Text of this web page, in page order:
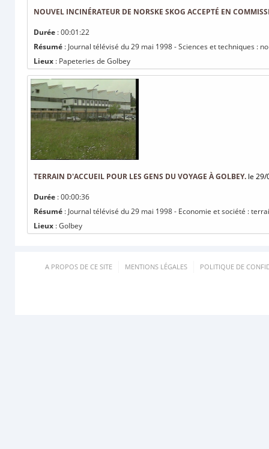
NOUVEL INCINÉRATEUR DE NORSKE SKOG ACCEPTÉ EN
Durée : 00:01:22
Résumé : Journal télévisé du 29 mai 1998 - Sciences et techniques :
Lieux : Papeteries de Golbey
TERRAIN D'ACCUEIL POUR LES GENS DU VOYAGE À GOLBEY. le 29/
Durée : 00:00:36
Résumé : Journal télévisé du 29 mai 1998 - Economie et société :
Lieux : Golbey
A PROPOS DE CE SITE MENTIONS LÉGALES POLITIQUE DE